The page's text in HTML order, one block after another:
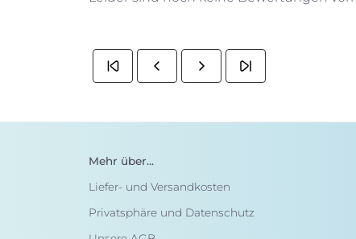
Mehr über...
Liefer- und Versandkosten
Privatsphäre und Datenschutz